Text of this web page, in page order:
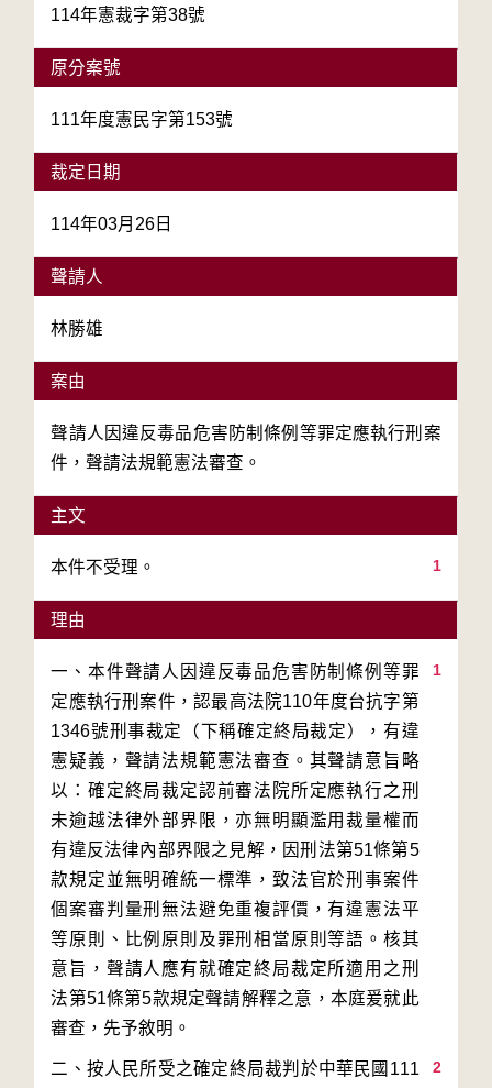
114年憲裁字第38號
原分案號
111年度憲民字第153號
裁定日期
114年03月26日
聲請人
林勝雄
案由
聲請人因違反毒品危害防制條例等罪定應執行刑案
件，聲請法規範憲法審查。
主文
1
本件不受理。
理由
1
一、本件聲請人因違反毒品危害防制條例等罪
定應執行刑案件，認最高法院110年度台抗字第
1346號刑事裁定（下稱確定終局裁定），有違
憲疑義，聲請法規範憲法審查。其聲請意旨略
以：確定終局裁定認前審法院所定應執行之刑
未逾越法律外部界限，亦無明顯濫用裁量權而
有違反法律內部界限之見解，因刑法第51條第5
款規定並無明確統一標準，致法官於刑事案件
個案審判量刑無法避免重複評價，有違憲法平
等原則、比例原則及罪刑相當原則等語。核其
意旨，聲請人應有就確定終局裁定所適用之刑
法第51條第5款規定聲請解釋之意，本庭爰就此
2
二、按人民所受之確定終局裁判於中華民國111